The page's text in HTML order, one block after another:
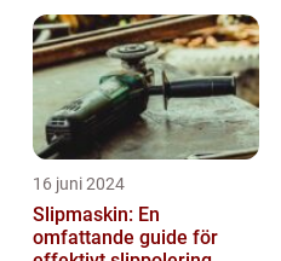
16 juni 2024
Slipmaskin: En
omfattande guide för